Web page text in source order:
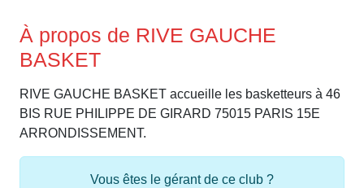
À propos de RIVE GAUCHE
BASKET
RIVE GAUCHE BASKET accueille les basketteurs à 46
BIS RUE PHILIPPE DE GIRARD 75015 PARIS 15E
ARRONDISSEMENT.
Vous êtes le gérant de ce club ?